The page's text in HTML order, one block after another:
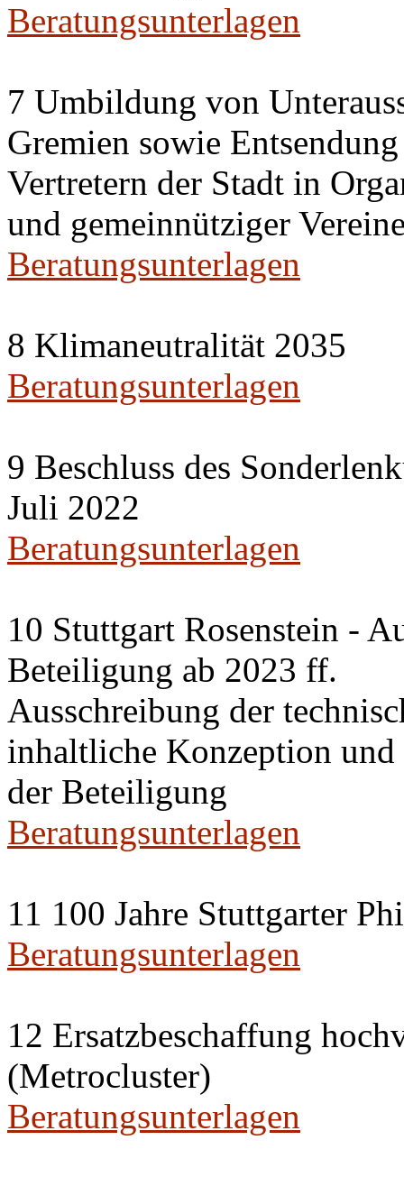
Beratungsunterlagen
7 Umbildung von
Gremien sowie
Vertretern der Stadt in
und gemeinnütziger
Beratungsunterlagen
8 Klimaneutralität 2035
Beratungsunterlagen
9 Beschluss des
Juli 2022
Beratungsunterlagen
10 Stuttgart Rosenstein -
Beteiligung ab 2023 ff.
Ausschreibung der
inhaltliche Konzeption
der Beteiligung
Beratungsunterlagen
11 100 Jahre Stuttgarter
Beratungsunterlagen
12 Ersatzbeschaffung
(Metrocluster)
Beratungsunterlagen